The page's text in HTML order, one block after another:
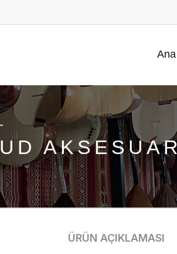
UD
ÜRÜN AÇIKLAMASI